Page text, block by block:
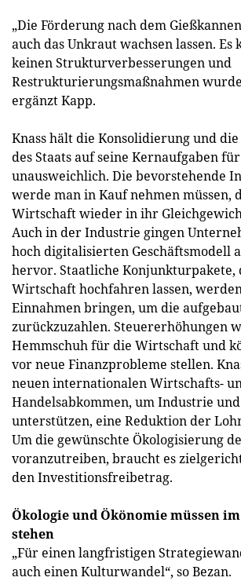
„Die Förderung nach dem
auch das Unkraut wachsen lassen. Es
keinen Strukturverbesserungen und
Restrukturierungsmaßnahmen
ergänzt Kapp.
Knass hält die Konsolidierung und
des Staats auf seine Kernaufgaben für
unausweichlich. Die bevorstehende
werde man in Kauf nehmen müssen,
Wirtschaft wieder in ihr
Auch in der Industrie gingen
hoch digitalisierten Geschäftsmodell
hervor. Staatliche Konjunkturpakete,
Wirtschaft hochfahren lassen,
Einnahmen bringen, um die
zurückzuzahlen. Steuererhöhungen
Hemmschuh für die Wirtschaft und
vor neue Finanzprobleme stellen.
neuen internationalen Wirtschafts-
Handelsabkommen, um Industrie
unterstützen, eine Reduktion der
Um die gewünschte Ökologisierung
voranzutreiben, braucht es
den Investitionsfreibetrag.
Ökologie und Ökönomie müssen
stehen
„Für einen langfristigen
auch einen Kulturwandel“, so Bezan.